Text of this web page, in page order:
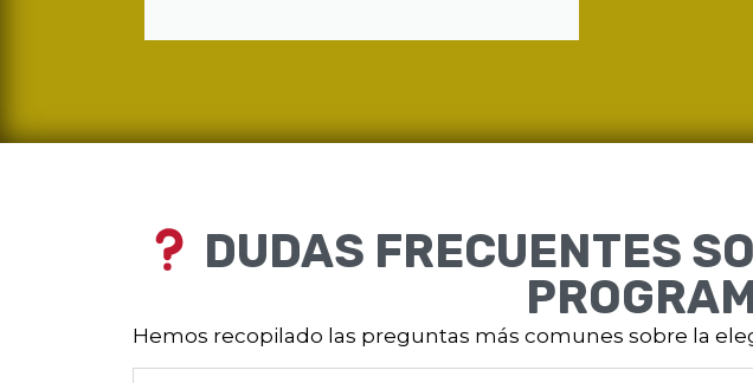
DUDAS FRECUENTES
Hemos recopilado las preguntas más comunes sobre la